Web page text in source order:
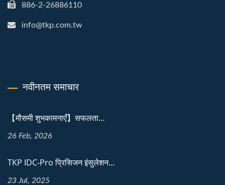
886-2-26886110
info@tkp.com.tw
नवीनतम समाचार
【मौसमी शुभकामनाएँ】सफलता...
26 Feb, 2026
TKP IDC-Pro प्रिसिजन इंसुलेशन...
23 Jul, 2025